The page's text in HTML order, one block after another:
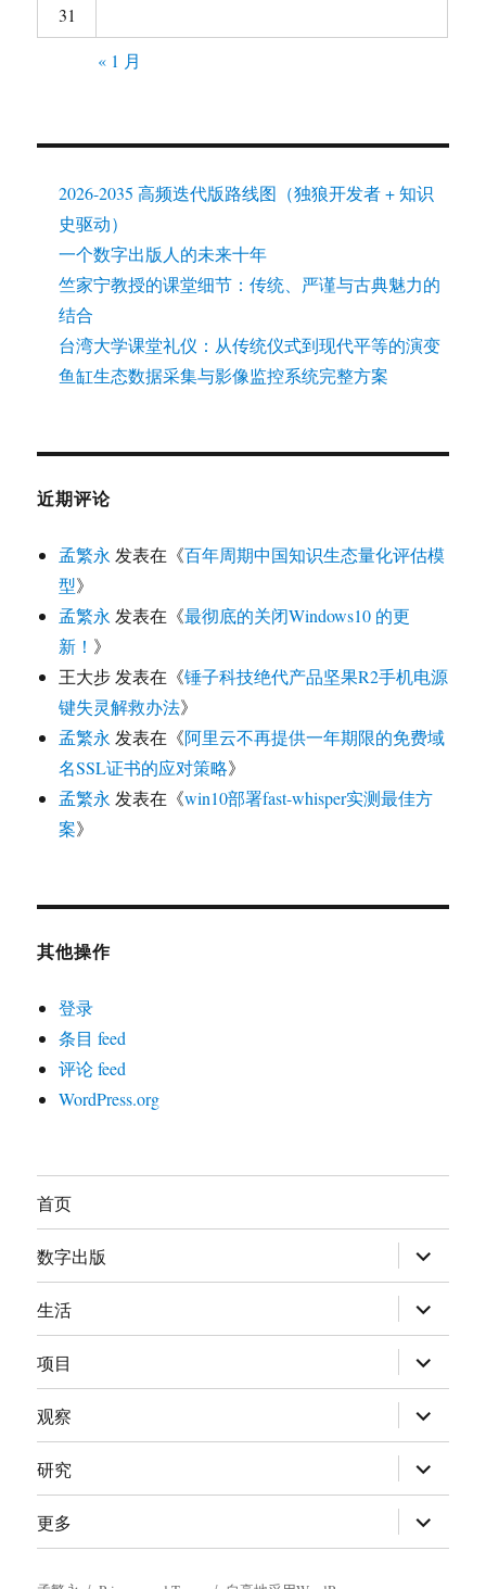
31
« 1 月
2026-2035 高频迭代版路线图（独狼开发者 + 知识
史驱动）
一个数字出版人的未来十年
竺家宁教授的课堂细节：传统、严谨与古典魅力的
结合
台湾大学课堂礼仪：从传统仪式到现代平等的演变
鱼缸生态数据采集与影像监控系统完整方案
近期评论
孟繁永 发表在《百年周期中国知识生态量化评估模
型》
孟繁永 发表在《最彻底的关闭Windows10 的更
新！ 》
王大步 发表在《锤子科技绝代产品坚果R2手机电源
键失灵解救办法》
孟繁永 发表在《阿里云不再提供一年期限的免费域
名SSL证书的应对策略》
孟繁永 发表在《win10部署fast-whisper实测最佳方
案》
其他操作
登录
条目 feed
评论 feed
WordPress.org
首页
数字出版 展
开
子
菜
单
生活 展
开
子
菜
单
项目 展
开
子
菜
单
观察 展
开
子
菜
单
研究 展
开
子
菜
单
更多 展
开
子